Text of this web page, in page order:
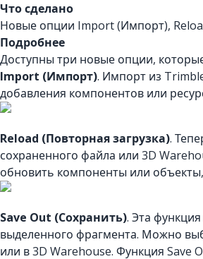
Что сделано
Новые опции Import (Импорт),
Подробнее
Доступны три новые опции,
Import (Импорт). Импорт из
добавления компонентов или
Reload (Повторная загрузка).
сохраненного файла или 3D
обновить компоненты или
Save Out (Сохранить). Эта
выделенного фрагмента. Можно
или в 3D Warehouse. Функция Save